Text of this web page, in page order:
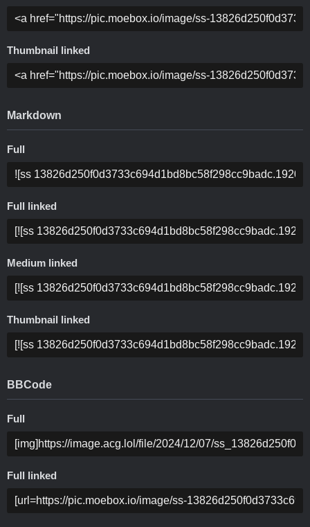
Thumbnail linked
Markdown
Full
Full linked
Medium linked
Thumbnail linked
BBCode
Full
Full linked